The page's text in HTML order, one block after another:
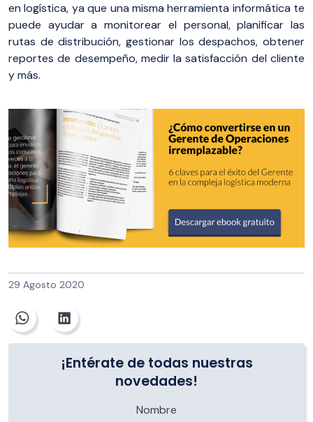
en logística, ya que una misma herramienta informática te
puede ayudar a monitorear el personal, planificar las
rutas de distribución, gestionar los despachos, obtener
reportes de desempeño, medir la satisfacción del cliente
y más.
29 Agosto 2020
¡Entérate de todas nuestras
novedades!
Nombre